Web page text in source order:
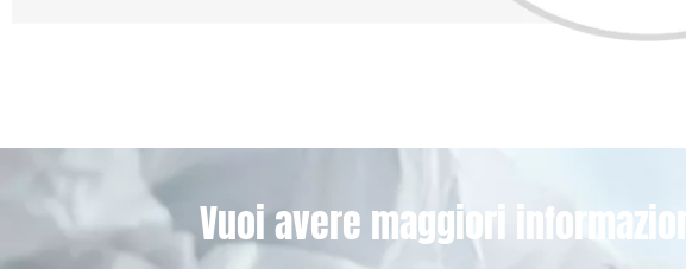
Vuoi avere maggiori